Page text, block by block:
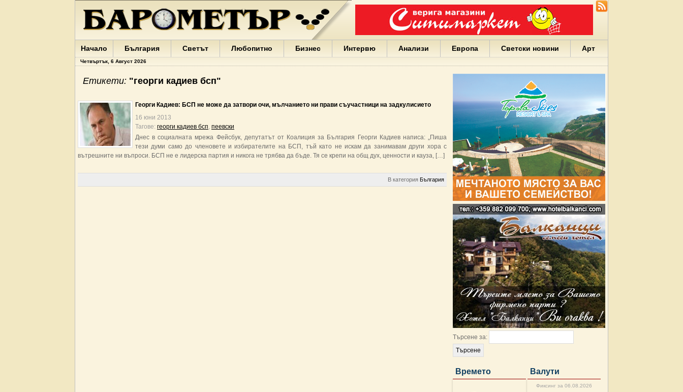
Варна
България
Портних
Facebook
ЕС
Борисов
Европа
Йорданов
Български
София
Гърция
бизнес
Бербатов
Начало България Светът Любопитно Бизнес Интервю Анализи Европа Светски новини Арт
Четвъртък, 6 Август 2026
Търсене за:
Времето Валути
Фиксинг за 06.08.2026
Етикети: "георги кадиев бсп"
Георги Кадиев: БСП не може да затвори очи, мълчанието ни прави съучастници на задкулисието
16 юни 2013
Тагове: георги кадиев бсп, пеевски
Днес в социалната мрежа Фейсбук, депутатът от Коалиция за България Георги Кадиев написа: „Пиша
тези думи само до членовете и избирателите на БСП, тъй като не искам да занимавам други хора с
вътрешните ни въпроси. БСП не е лидерска партия и никога не трябва да бъде. Тя се крепи на общ дух, ценности и кауза, […]
В категория България